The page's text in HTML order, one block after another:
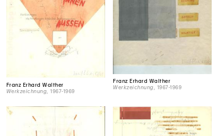
Franz Erhard Walther
Werkzeichnung , 1967-1969
Franz Erhard Walther
Werkzeichnung , 1967-1969